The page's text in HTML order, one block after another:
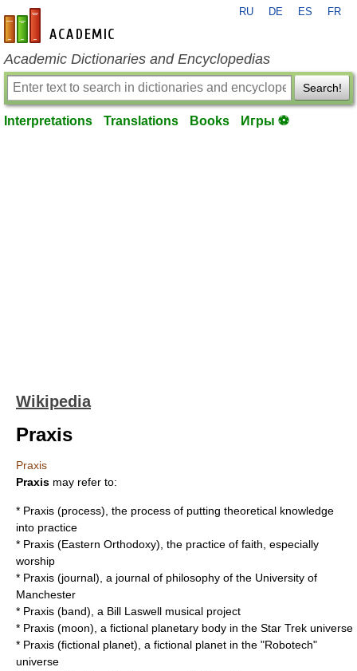
en-academic.com
RU DE ES FR
Academic Dictionaries and Encyclopedias
Search!
Interpretations Translations Books Игры ⚽
Wikipedia
Praxis
Praxis
Praxis may refer to:
* Praxis (process) , the process of putting theoretical knowledge
into practice
* Praxis (Eastern Orthodoxy) , the practice of faith, especially
worship
* Praxis (journal) , a journal of philosophy of the University of
Manchester
* Praxis (band) , a Bill Laswell musical project
* Praxis (moon) , a fictional planetary body in the Star Trek universe
* Praxis (fictional planet) , a fictional planet in the "Robotech"
universe